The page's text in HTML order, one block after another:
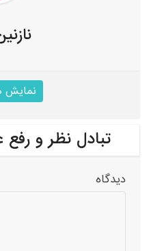
نمایش
تبادل نظر و
دیدگاه